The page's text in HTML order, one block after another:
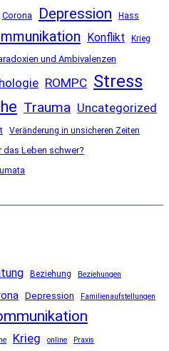
Corona Depression Hass
Konflikt Krieg
und Ambivalenzen
ROMPC Stress
Trauma Uncategorized
Veränderung in unsicheren Zeiten
das Leben schwer?
Beziehung Beziehungen
Depression Familienaufstellungen
Krieg online Praxis